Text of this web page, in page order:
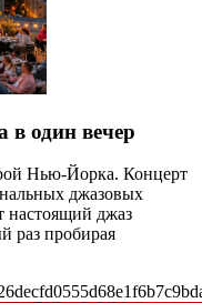
в один вечер
Нью-Йорка. Концерт
джазовых
настоящий джаз
раз пробирая